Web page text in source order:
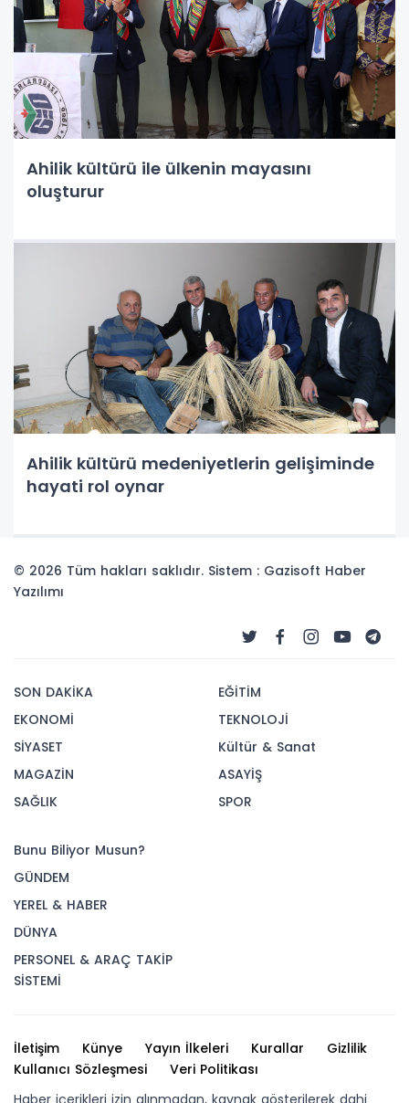
Ahilik kültürü ile ülkenin mayasını
oluşturur
Ahilik kültürü medeniyetlerin gelişiminde
hayati rol oynar
© 2026 Tüm hakları saklıdır. Sistem : Gazisoft Haber
Yazılımı
SON DAKİKA
EKONOMİ
SİYASET
MAGAZİN
SAĞLIK
EĞİTİM
TEKNOLOJİ
Kültür & Sanat
ASAYİŞ
SPOR
Bunu Biliyor Musun?
GÜNDEM
YEREL & HABER
DÜNYA
PERSONEL & ARAÇ TAKİP
SİSTEMİ
İletişim Künye Yayın İlkeleri Kurallar
Gizlilik
Kullanıcı Sözleşmesi
Veri Politikası
Haber içerikleri izin alınmadan, kaynak gösterilerek dahi